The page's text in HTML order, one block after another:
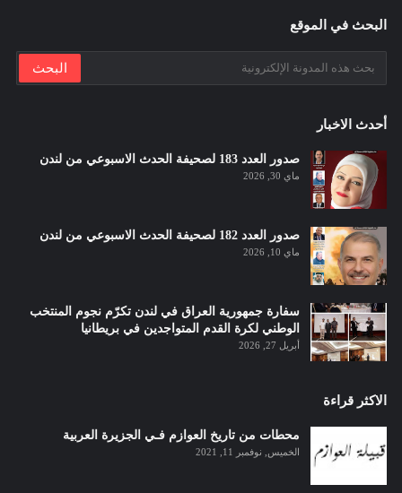
البحث في الموقع
أحدث الاخبار
صدور العدد 183 لصحيفة الحدث الاسبوعي من لندن
ماي 30, 2026
صدور العدد 182 لصحيفة الحدث الاسبوعي من لندن
ماي 10, 2026
سفارة جمهورية العراق في لندن تكرّم نجوم المنتخب
الوطني لكرة القدم المتواجدين في بريطانيا
أبريل 27, 2026
الاكثر قراءة
محطات من تاريخ العوازم فـي الجزيرة العربية
الخميس, نوفمبر 11, 2021